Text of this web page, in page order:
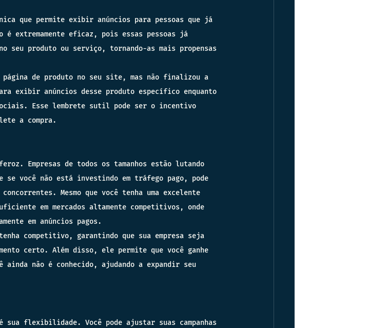
que permite exibir anúncios para pessoas que já
extremamente eficaz, pois essas pessoas já
seu produto ou serviço, tornando-as mais propensas
página de produto no seu site, mas não finalizou a
exibir anúncios desse produto específico enquanto
Esse lembrete sutil pode ser o incentivo
a compra.
Empresas de todos os tamanhos estão lutando
se você não está investindo em tráfego pago, pode
Mesmo que você tenha uma excelente
em mercados altamente competitivos, onde
em anúncios pagos.
competitivo, garantindo que sua empresa seja
certo. Além disso, ele permite que você ganhe
ainda não é conhecido, ajudando a expandir seu
sua flexibilidade. Você pode ajustar suas campanhas